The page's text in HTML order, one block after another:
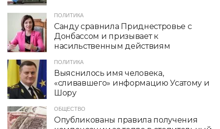
ПОЛИТИКА
Санду сравнила Приднестровье с
Донбассом и призывает к
насильственным действиям
ПОЛИТИКА
Выяснилось имя человека,
«сливавшего» информацию Усатому и
Шору
ОБЩЕСТВО
Опубликованы правила получения